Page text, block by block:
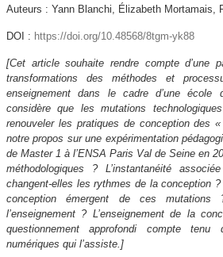
Auteurs : Yann Blanchi, Élizabeth Mortamais,
DOI : https://doi.org/10.48568/8tgm-yk88
[Cet article souhaite rendre compte d’une
transformations des méthodes et
enseignement dans le cadre d’une école
considère que les mutations
renouveler les pratiques de conception des
notre propos sur une expérimentation
de Master 1 à l’ENSA Paris Val de Seine en
méthodologiques ? L’instantanéité
changent-elles les rythmes de la conception
conception émergent de ces mutations
l’enseignement ? L’enseignement de la
questionnement approfondi compte tenu
numériques qui l’assiste.]